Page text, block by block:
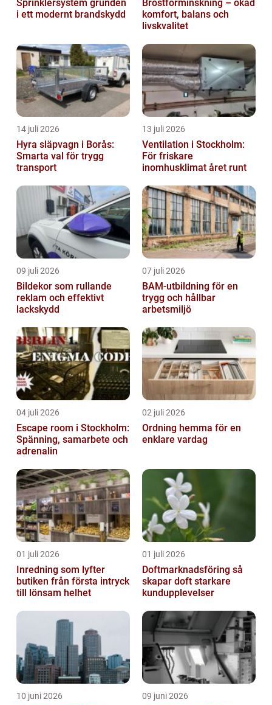
Sprinklersystem grunden
i ett modernt brandskydd
Bröstförminskning – ökad
komfort, balans och
livskvalitet
14 juli 2026
Hyra släpvagn i Borås:
Smarta val för trygg
transport
13 juli 2026
Ventilation i Stockholm:
För friskare
inomhusklimat året runt
09 juli 2026
Bildekor som rullande
reklam och effektivt
lackskydd
07 juli 2026
BAM-utbildning för en
trygg och hållbar
arbetsmiljö
04 juli 2026
Escape room i Stockholm:
Spänning, samarbete och
adrenalin
02 juli 2026
Ordning hemma för en
enklare vardag
01 juli 2026
Inredning som lyfter
butiken från första intryck
till lönsam helhet
01 juli 2026
Doftmarknadsföring så
skapar doft starkare
kundupplevelser
10 juni 2026 09 juni 2026